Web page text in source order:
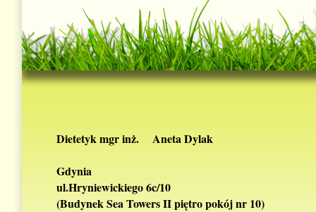
Dietetyk mgr inż. Aneta Dylak
Gdynia
ul.Hryniewickiego 6c/10
(Budynek Sea Towers II piętro pokój nr 10)